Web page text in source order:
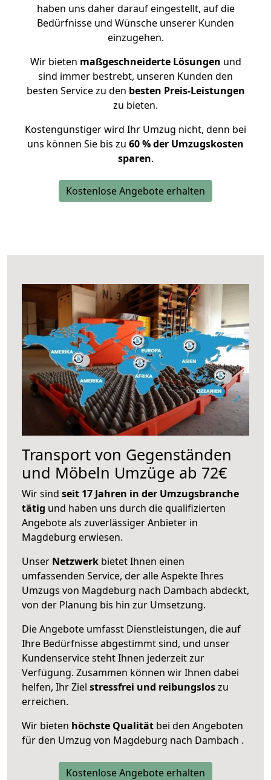
haben uns daher darauf eingestellt, auf die
Bedürfnisse und Wünsche unserer Kunden
einzugehen.
Wir bieten maßgeschneiderte Lösungen und
sind immer bestrebt, unseren Kunden den
besten Service zu den besten Preis-Leistungen
zu bieten.
Kostengünstiger wird Ihr Umzug nicht, denn bei
uns können Sie bis zu 60 % der Umzugskosten
sparen.
Kostenlose Angebote erhalten
Transport von Gegenständen
und Möbeln Umzüge ab 72€
Wir sind seit 17 Jahren in der Umzugsbranche
tätig und haben uns durch die qualifizierten
Angebote als zuverlässiger Anbieter in
Magdeburg erwiesen.
Unser Netzwerk bietet Ihnen einen
umfassenden Service, der alle Aspekte Ihres
Umzugs von Magdeburg nach Dambach abdeckt,
von der Planung bis hin zur Umsetzung.
Die Angebote umfasst Dienstleistungen, die auf
Ihre Bedürfnisse abgestimmt sind, und unser
Kundenservice steht Ihnen jederzeit zur
Verfügung. Zusammen können wir Ihnen dabei
helfen, Ihr Ziel stressfrei und reibungsloszu
erreichen.
Wir bieten höchste Qualität bei den Angeboten
für den Umzug von Magdeburg nach Dambach .
Kostenlose Angebote erhalten